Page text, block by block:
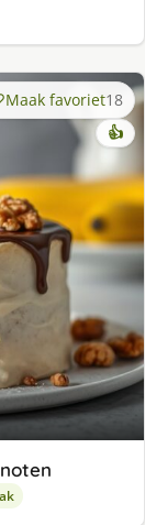
Maak favoriet18
👍